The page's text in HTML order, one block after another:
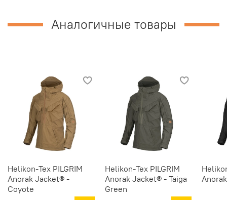
Аналогичные товары
Helikon-Tex PILGRIM
Anorak Jacket® -
Coyote
Helikon-Tex PILGRIM
Anorak Jacket® - Taiga
Green